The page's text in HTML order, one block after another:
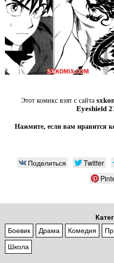
Этот комикс взят с сайта
Eyeshield
Нажмите, если вам нравится
Поделиться Twitter
Боевик
Драма Комедия
Школа